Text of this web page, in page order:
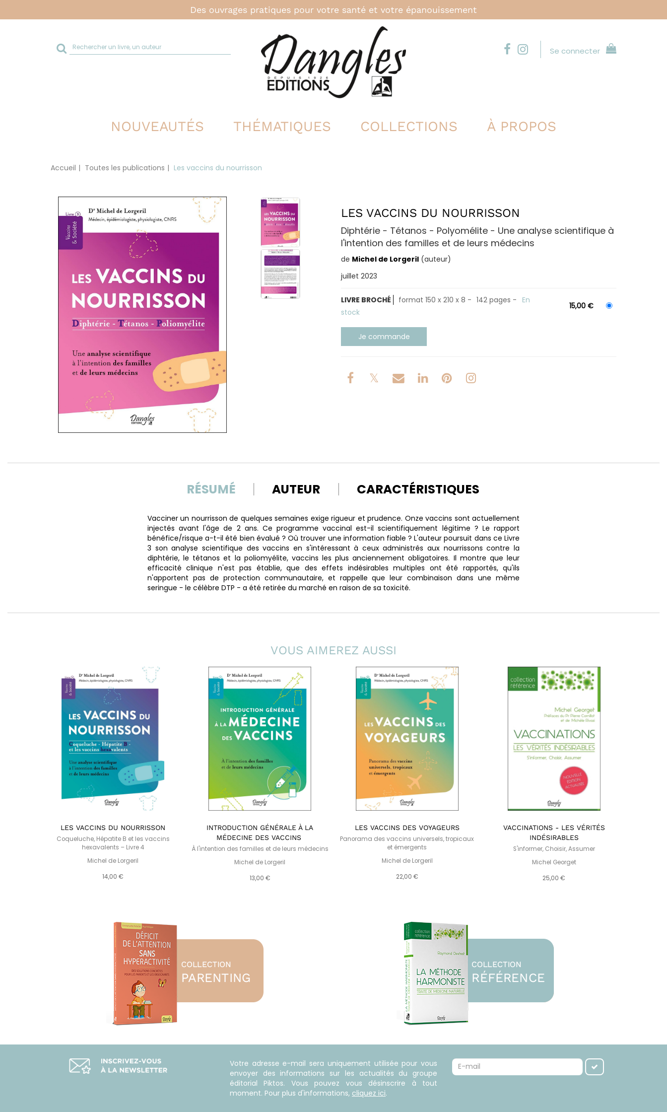
Des ouvrages pratiques pour votre santé et votre épanouissement
Rechercher
sur
Se connecter
NOUVEAUTÉS THÉMATIQUES COLLECTIONS À PROPOS
Accueil Toutes les publications Les vaccins du nourrisson
LES VACCINS DU NOURRISSON
Diphtérie - Tétanos - Polyomélite - Une analyse scientifique à
l'intention des familles et de leurs médecins
de Michel de Lorgeril (auteur)
juillet 2023
LIVRE BROCHÉ format 150 x 210 x 8 142 pages
En
stock
15,00 €
RÉSUMÉ AUTEUR CARACTÉRISTIQUES
Vacciner un nourrisson de quelques semaines exige rigueur et prudence. Onze vaccins sont actuellement
injectés avant l'âge de 2 ans. Ce programme vaccinal est-il scientifiquement légitime ? Le rapport
bénéfice/risque a-t-il été bien évalué ? Où trouver une information fiable ? L'auteur poursuit dans ce Livre
3 son analyse scientifique des vaccins en s'intéressant à ceux administrés aux nourrissons contre la
diphtérie, le tétanos et la poliomyélite, vaccins les plus anciennement obligatoires. Il montre que leur
efficacité clinique n'est pas établie, que des effets indésirables multiples ont été rapportés, qu'ils
n'apportent pas de protection communautaire, et rappelle que leur combinaison dans une même
seringue - le célèbre DTP - a été retirée du marché en raison de sa toxicité.
VOUS AIMEREZ AUSSI
LES VACCINS DU NOURRISSON
Coqueluche, Hépatite B et les vaccins
hexavalents – Livre 4
Michel de Lorgeril
14,00 €
INTRODUCTION GÉNÉRALE À LA
MÉDECINE DES VACCINS
À l'intention des familles et de leurs médecins
Michel de Lorgeril
13,00 €
LES VACCINS DES VOYAGEURS
Panorama des vaccins universels, tropicaux
et émergents
Michel de Lorgeril
22,00 €
VACCINATIONS - LES VÉRITÉS
INDÉSIRABLES
S'informer, Choisir, Assumer
Michel Georget
25,00 €
Votre adresse e-mail sera uniquement utilisée pour vous
envoyer des informations sur les actualités du groupe
éditorial Piktos. Vous pouvez vous désinscrire à tout
moment. Pour plus d'informations, cliquez ici.